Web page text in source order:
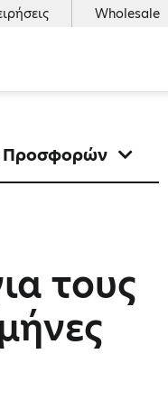
Wholesale
Προσφορών
τους